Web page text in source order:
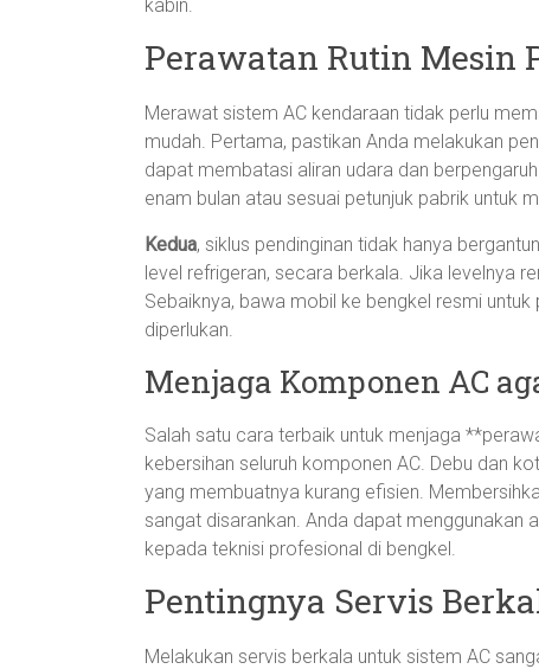
kabin.
Perawatan Rutin Mesin
Merawat sistem AC kendaraan tidak perlu
mudah. Pertama, pastikan Anda melakukan
dapat membatasi aliran udara dan
enam bulan atau sesuai petunjuk pabrik untuk
Kedua, siklus pendinginan tidak hanya
level refrigeran, secara berkala. Jika levelnya
Sebaiknya, bawa mobil ke bengkel resmi
diperlukan.
Menjaga Komponen AC
Salah satu cara terbaik untuk menjaga
kebersihan seluruh komponen AC. Debu dan
yang membuatnya kurang efisien.
sangat disarankan. Anda dapat menggunakan
kepada teknisi profesional di bengkel.
Pentingnya Servis
Melakukan servis berkala untuk sistem AC